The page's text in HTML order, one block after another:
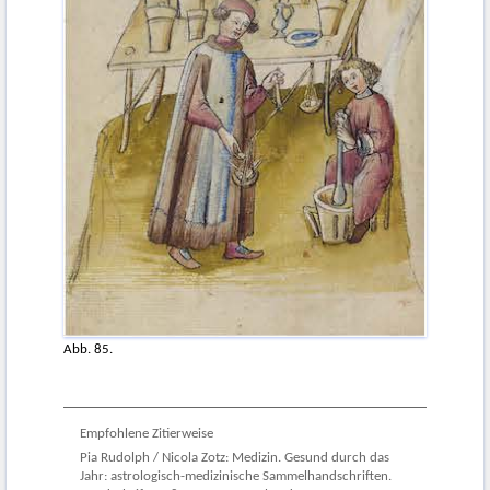
Abb. 85.
Empfohlene Zitierweise
Pia Rudolph / Nicola Zotz: Medizin. Gesund durch das
Jahr: astrologisch-medizinische Sammelhandschriften.